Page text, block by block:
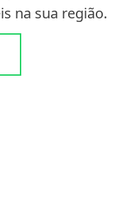
na sua região.